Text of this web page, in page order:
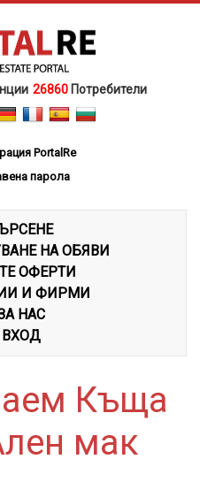
26860 Потребители
PortalRe
парола
НА ОБЯВИ
ОФЕРТИ
И ФИРМИ
НАС
ВХОД
Къща
мак